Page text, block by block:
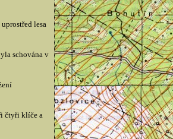
lesa
schována v
čtyři klíče a